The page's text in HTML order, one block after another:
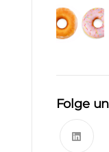
Folge